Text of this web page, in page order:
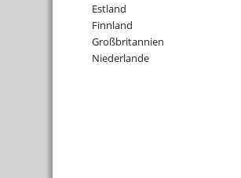
Estland
Finnland
Großbritannien
Niederlande